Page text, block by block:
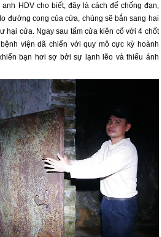
HDV cho biết, đây là cách để chống đạn,
đường cong của cửa, chúng sẽ bắn sang hai
hại cửa. Ngay sau tấm cửa kiên cố với 4 chốt
viện dã chiến với quy mô cực kỳ hoành
bạn hơi sợ bởi sự lạnh lẽo và thiếu ánh